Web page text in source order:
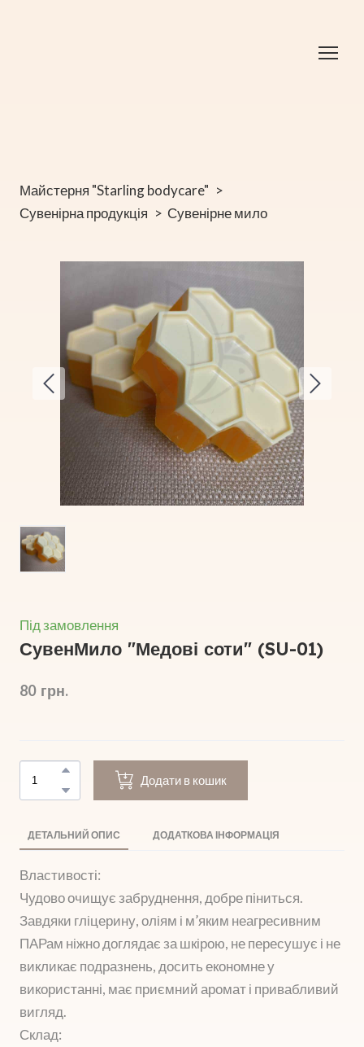
Майстерня "Starling bodycare"
Сувенірна продукція
Сувенірне мило
Під замовлення
СувенМило "Медові соти" (SU-01)
80  грн.
Додати в кошик
ДЕТАЛЬНИЙ ОПИС ДОДАТКОВА ІНФОРМАЦІЯ
Властивості:
Чудово очищує забруднення, добре піниться.
Завдяки гліцерину, оліям і м’яким неагресивним
ПАРам ніжно доглядає за шкірою, не пересушує і не
викликає подразнень, досить економне у
використанні, має приємний аромат і привабливий
вигляд.
Склад: